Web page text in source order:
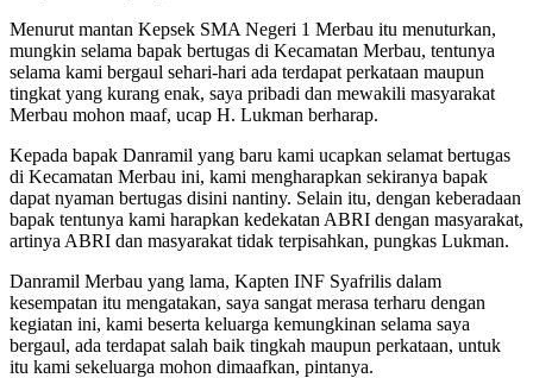
Menurut mantan Kepsek SMA Negeri 1 Merbau itu menuturkan,
mungkin selama bapak bertugas di Kecamatan Merbau, tentunya
selama kami bergaul sehari-hari ada terdapat perkataan maupun
tingkat yang kurang enak, saya pribadi dan mewakili masyarakat
Merbau mohon maaf, ucap H. Lukman berharap.
Kepada bapak Danramil yang baru kami ucapkan selamat bertugas
di Kecamatan Merbau ini, kami mengharapkan sekiranya bapak
dapat nyaman bertugas disini nantiny. Selain itu, dengan keberadaan
bapak tentunya kami harapkan kedekatan ABRI dengan masyarakat,
artinya ABRI dan masyarakat tidak terpisahkan, pungkas Lukman.
Danramil Merbau yang lama, Kapten INF Syafrilis dalam
kesempatan itu mengatakan, saya sangat merasa terharu dengan
kegiatan ini, kami beserta keluarga kemungkinan selama saya
bergaul, ada terdapat salah baik tingkah maupun perkataan, untuk
itu kami sekeluarga mohon dimaafkan, pintanya.